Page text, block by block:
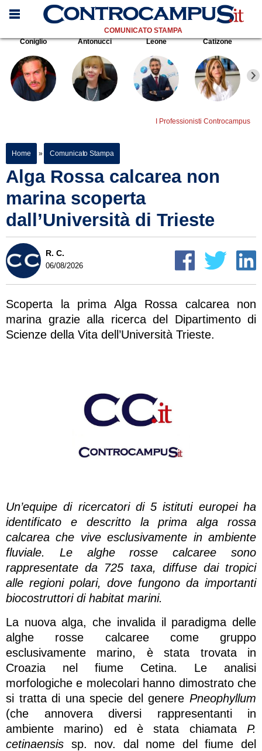
COMUNICATO STAMPA
Coniglio
Antonucci Leone Catizone
I Professionisti Controcampus
Home » Comunicato Stampa
Alga Rossa calcarea non
marina scoperta
dall’Università di Trieste
R. C.
06/08/2026
Scoperta la prima Alga Rossa calcarea non
marina grazie alla ricerca del Dipartimento di
Scienze della Vita dell’Università Trieste.
Un’equipe di ricercatori di 5 istituti europei ha
identificato e descritto la prima alga rossa
calcarea che vive esclusivamente in ambiente
fluviale. Le alghe rosse calcaree sono
rappresentate da 725 taxa, diffuse dai tropici
alle regioni polari, dove fungono da importanti
biocostruttori di habitat marini.
La nuova alga, che invalida il paradigma delle
alghe rosse calcaree come gruppo
esclusivamente marino, è stata trovata in
Croazia nel fiume Cetina. Le analisi
morfologiche e molecolari hanno dimostrato che
si tratta di una specie del genere Pneophyllum
(che annovera diversi rappresentanti in
ambiente marino) ed è stata chiamata P.
cetinaensis sp. nov. dal nome del fiume del